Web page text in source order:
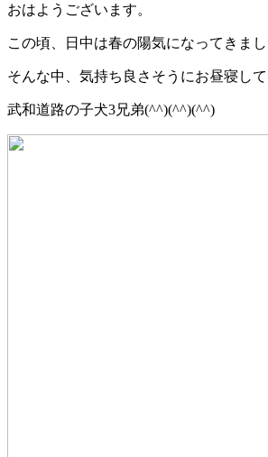
おはようございます。
この頃、日中は春の陽気になってきまし
そんな中、気持ち良さそうにお昼寝し
武和道路の子犬3兄弟(^^)(^^)(^^)